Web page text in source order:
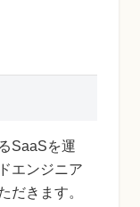
SaaSを運
エンジニア
だきます。